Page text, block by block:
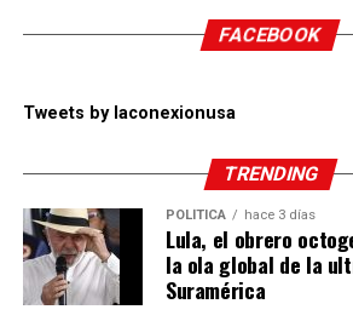
FACEBOOK
Tweets by laconexionusa
TRENDING
POLÍTICA hace 3 días
Lula, el obrero
la ola global de la
Suramérica